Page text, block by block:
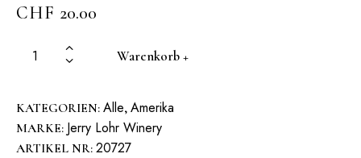
CHF 20.00
Warenkorb +
KATEGORIEN: Alle, Amerika
MARKE: Jerry Lohr Winery
ARTIKEL NR: 20727